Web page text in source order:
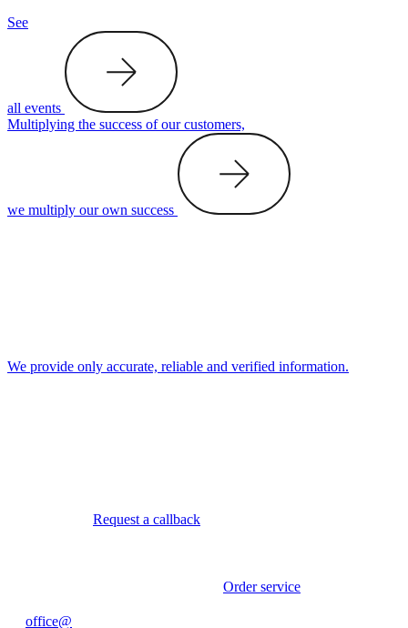
See
all events
Multiplying the success of our customers,
we multiply our own success
We provide only accurate, reliable and verified information.
Request a callback
Order service
office@